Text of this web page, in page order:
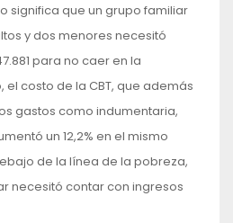
significa que un grupo familiar
y dos menores necesitó
para no caer en la
el costo de la CBT, que además
gastos como indumentaria,
un 12,2% en el mismo
de la línea de la pobreza,
necesitó contar con ingresos